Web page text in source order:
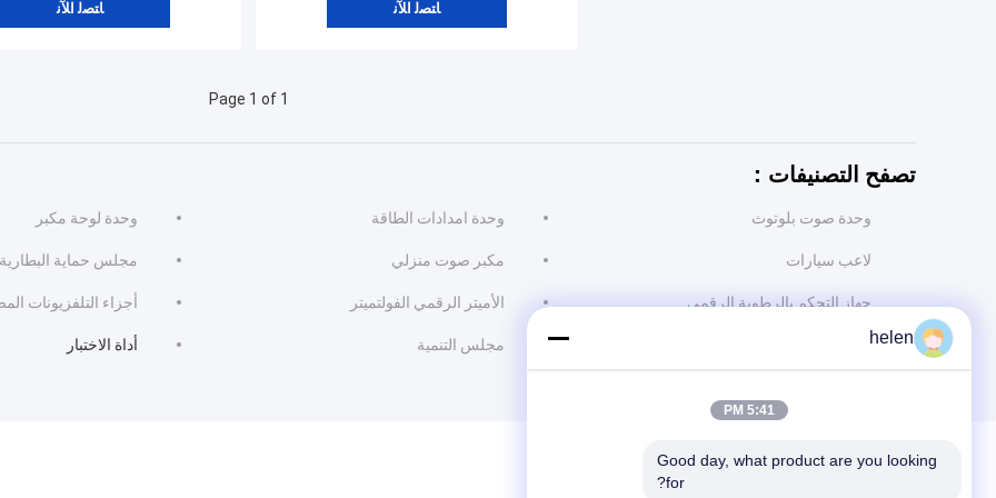
ﺎﺘﺼﻟ ﺍﻶﻧ ﺎﺘﺼﻟ ﺍﻶﻧ
Page 1 of 1
تصفح التصنيفات：
وحدة لوحة مكبر وحدة امدادات الطاقة وحدة صوت بلوتوث
مجلس حماية البطارية BMS مكبر صوت منزلي لاعب سيارات
أجزاء التلفزيونات الأميتر الرقمي الفولتميتر جهاز التحكم بالرطوبة الرقمي
أداة الاختبار مجلس التنمية helen
5:41 PM
Good day, what product are you looking
for?